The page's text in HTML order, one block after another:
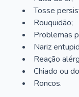
Tosse
Rouquidão;
Problemas
Nariz
Reação
Chiado ou
Roncos.